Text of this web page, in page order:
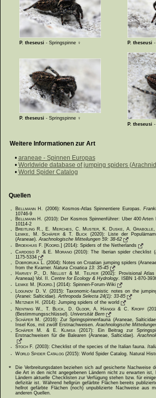
P. theseusi - Springspinne ♀ P. theseusi
P. theseusi - Springspinne ♀
P. theseusi
Weitere Informationen zur Art
• araneae - Spinnen Europas
• Worldwide database of jumping spiders
• World Spider Catalog
Quellen
·
Bellmann H. (2006): Kosmos-Atlas Spinnentiere Europas.
10746-9
· Bellmann H. (2010): Der Kosmos Spinnenführer: Über 400
10114-2
·
Breitling R., E. Merches, C. Muster, K. Duske, A. Grabolle,
Lemke, M. Schäfer & T. Blick (2020): Liste der
(Araneae).Arachnologische Mitteilungen 59: 38-62
· Broekhuis F. [Koord.] (2014): Spiders of the Netherlands
· Cardoso P. & E. Morano(2010): The Iberian spider checklist
1175-5334
· Dobroruka L. (2004): Notes on Croatian jumping spiders
from the Kvarner. Natura Croatica 13: 35-45
· Harvey P., D. Nellist & M. Telfer(2002): Provisional
Araneaa) Vol. II. Centre for Ecology & Hydrology. ISBN 1-870-
· Lemke M. [Koord.] (2014): Spinnen-Forum-Wiki
· Logunov D. V. (2015): Taxonomic-faunistic notes on the
(Aranei: Salticidae).Arthropoda Selecta 24(1): 33-85
· Metzner H. (2014): Jumping spiders of the world
· Nentwig W., T. Blick, D. Gloor, A. Hänggi & C. Kropf
(Bestimmungsschlüssel). Universität Bern
· Schäfer M. (2016): Zur Springspinnenfauna (Araneae,
Insel Kos, mit zwölf Erstnachweisen.Arachnologische
· Schäfer M. & E. Klimsa (2017): Ein Beitrag zur
Erstnachweisen für die Balearen (Araneae, Salticidae).
· Stoch F. (2003): Checklist of the species of the Italian fauna.
· World Spider Catalog (2015): World Spider Catalog. Natural
*
Die Verbreitungsdaten beziehen sich auf gesicherte Nachweise
die Art in den nicht angegebenen Ländern nicht zu erwarten
Ländern aktuelle Checklisten zur Verfügung stehen bzw. für
defizitär ist. Während hellgrün gefärbte Flächen bereits
hellrot gefärbte Flächen (noch) unpublizierte Nachweise aus
anderen Quellen.